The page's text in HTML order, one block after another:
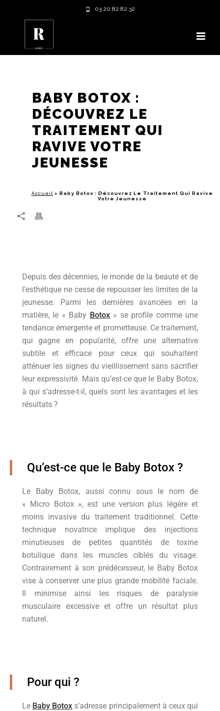
03 20 82 82 32
BABY BOTOX :
DÉCOUVREZ LE
TRAITEMENT QUI
RAVIVE VOTRE
JEUNESSE
Accueil > Baby Botox : Découvrez Le Traitement Qui Ravive
Votre Jeunesse
Depuis des décennies, le monde de la beauté et de
l’esthétique ne cesse de repousser les limites de la
jeunesse. Parmi les dernières avancées en la
matière, le « Baby Botox» se profile comme une
tendance émergente et prometteuse. Ce traitement,
qui gagne en popularité, offre une alternative
subtile et efficace pour ceux qui souhaitent
atténuer les signes du vieillissement sans sacrifier
leur expressivité. Mais qu’est-ce que le Baby Botox,
à qui s’adresse-t-il, quels sont les avantages et les
résultats ?
Qu’est-ce que le Baby Botox ?
Le Baby Botox, aussi connu sous le nom de
« Micro Botox », est une version plus légère et
moins invasive du traitement traditionnel. Cette
technique novatrice implique des injections
minutieuses de petites quantités de toxine
botulique dans les muscles ciblés du visage.
Contrairement à son prédécesseur, le Baby Botox
vise à conserver une plus grande mobilité faciale.
Il minimise ainsi les risques de paralysie
musculaire excessive et offre un résultat plus
naturel.
Pour qui ?
Le Baby Botox s’adresse principalement à ceux qui